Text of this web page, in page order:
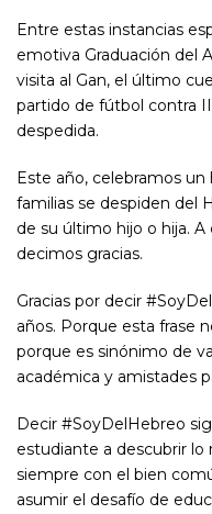
Entre estas instancias
emotiva Graduación del
visita al Gan, el último
partido de fútbol contra
despedida.
Este año, celebramos
familias se despiden del
de su último hijo o hija. A
decimos gracias.
Gracias por decir
años. Porque esta frase
porque es sinónimo de
académica y amistades
Decir #SoyDelHebreo
estudiante a descubrir lo
siempre con el bien
asumir el desafío de